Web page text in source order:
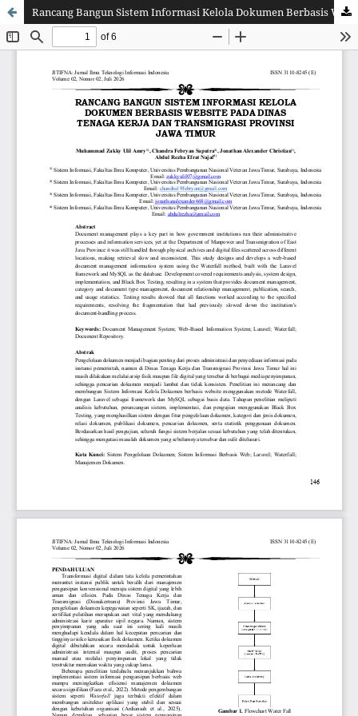
Rancang Bangun Sistem Informasi Kelola Dokumen Berbasis Website Pada Dinas Tenaga Kerja Dan Transmigrasi Provinsi Jawa Timur